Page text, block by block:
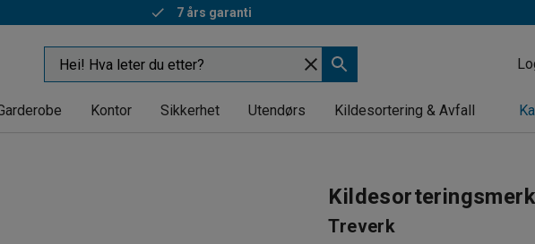
7 års garanti
Kontor Sikkerhet Utendørs Kildesortering & Avfall
Treverk